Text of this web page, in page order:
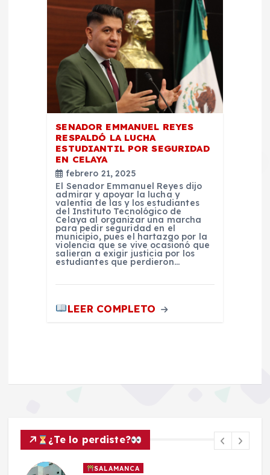
SENADOR EMMANUEL REYES
RESPALDÓ LA LUCHA
ESTUDIANTIL POR SEGURIDAD
EN CELAYA
febrero 21, 2025
El Senador Emmanuel Reyes dijo
admirar y apoyar la lucha y
valentía de las y los estudiantes
del Instituto Tecnológico de
Celaya al organizar una marcha
para pedir seguridad en el
municipio, pues el hartazgo por la
violencia que se vive ocasionó que
salieran a exigir justicia por los
estudiantes que perdieron…
LEER COMPLETO
¿Te lo perdiste?
SALAMANCA